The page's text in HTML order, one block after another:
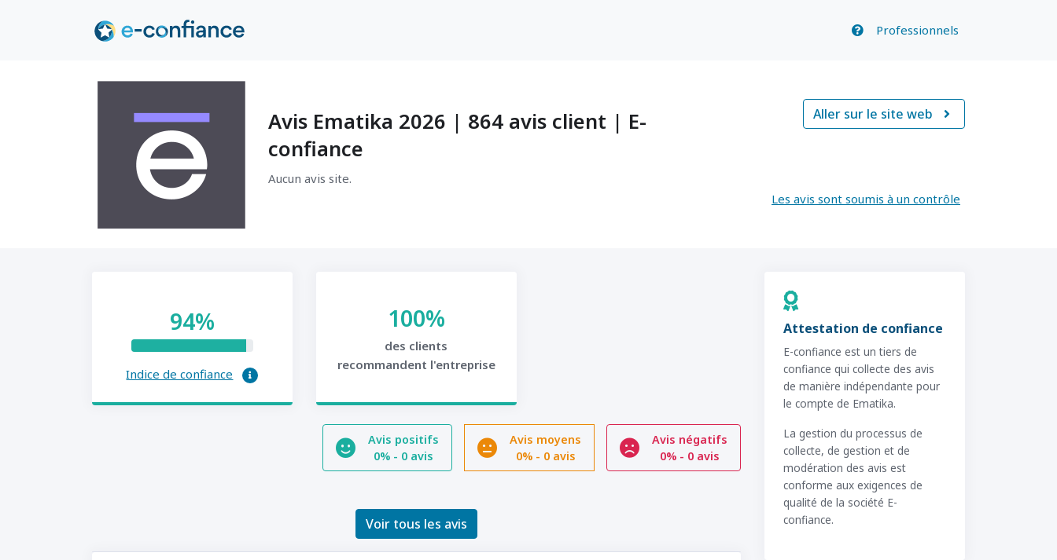
Professionnels
Avis Ematika 2026 | 864 avis client | E-
confiance
Aucun avis site.
Aller sur le site web 
Les avis sont soumis à un contrôle
94%
Indice de confiance
100%
des clients
recommandent l'entreprise
Avis positifs
0% - 0 avis
Avis moyens
0%- 0 avis
Avis négatifs
0% - 0 avis
Voir tous les avis
Attestation de confiance
E-confiance est un tiers de
confiance qui collecte des avis
de manière indépendante pour
le compte de Ematika.
La gestion du processus de
collecte, de gestion et de
modération des avis est
conforme aux exigences de
qualité de la société E-
confiance.